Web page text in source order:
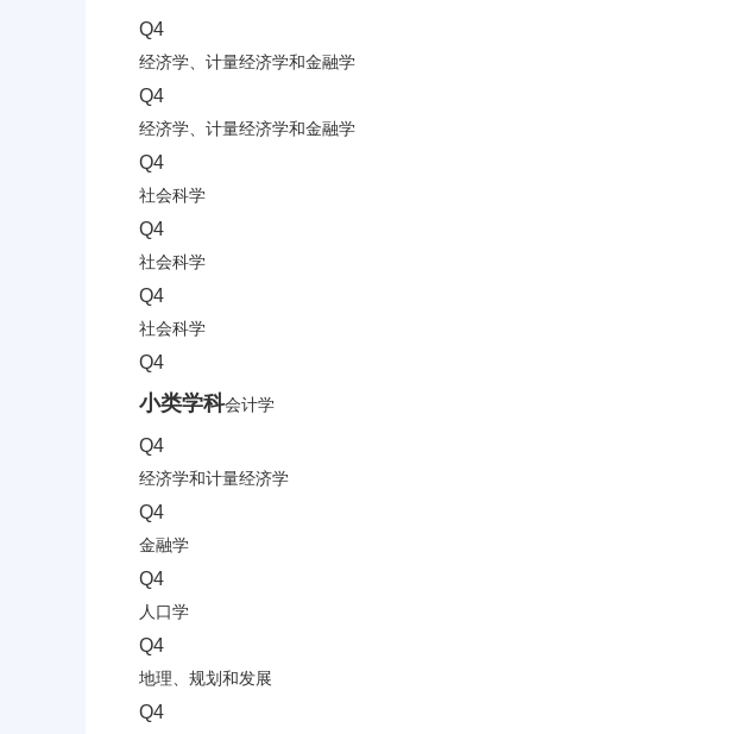
Q4
经济学、计量经济学和金融学
Q4
经济学、计量经济学和金融学
Q4
社会科学
Q4
社会科学
Q4
社会科学
Q4
小类学科会计学
Q4
经济学和计量经济学
Q4
金融学
Q4
人口学
Q4
地理、规划和发展
Q4